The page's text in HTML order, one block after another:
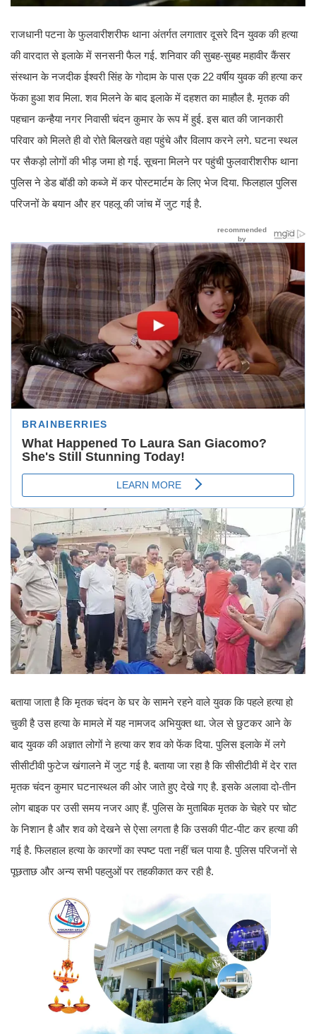
राजधानी पटना के फुलवारीशरीफ थाना अंतर्गत लगातार दूसरे दिन युवक की हत्या
की वारदात से इलाके में सनसनी फैल गई. शनिवार की सुबह-सुबह महावीर कैंसर
संस्थान के नजदीक ईश्वरी सिंह के गोदाम के पास एक 22 वर्षीय युवक की हत्या कर
फेंका हुआ शव मिला. शव मिलने के बाद इलाके में दहशत का माहौल है. मृतक की
पहचान कन्हैया नगर निवासी चंदन कुमार के रूप में हुई. इस बात की जानकारी
परिवार को मिलते ही वो रोते बिलखते वहा पहुंचे और विलाप करने लगे. घटना स्थल
पर सैकड़ो लोगों की भीड़ जमा हो गई. सूचना मिलने पर पहुंची फुलवारीशरीफ थाना
पुलिस ने डेड बॉडी को कब्जे में कर पोस्टमार्टम के लिए भेज दिया. फिलहाल पुलिस
परिजनों के बयान और हर पहलू की जांच में जुट गई है.
बताया जाता है कि मृतक चंदन के घर के सामने रहने वाले युवक कि पहले हत्या हो
चुकी है उस हत्या के मामले में यह नामजद अभियुक्त था. जेल से छुटकर आने के
बाद युवक की अज्ञात लोगों ने हत्या कर शव को फेंक दिया. पुलिस इलाके में लगे
सीसीटीवी फुटेज खंगालने में जुट गई है. बताया जा रहा है कि सीसीटीवी में देर रात
मृतक चंदन कुमार घटनास्थल की ओर जाते हुए देखे गए है. इसके अलावा दो-तीन
लोग बाइक पर उसी समय नजर आए हैं. पुलिस के मुताबिक मृतक के चेहरे पर चोट
के निशान है और शव को देखने से ऐसा लगता है कि उसकी पीट-पीट कर हत्या की
गई है. फिलहाल हत्या के कारणों का स्पष्ट पता नहीं चल पाया है. पुलिस परिजनों से
पूछताछ और अन्य सभी पहलुओं पर तहकीकात कर रही है.